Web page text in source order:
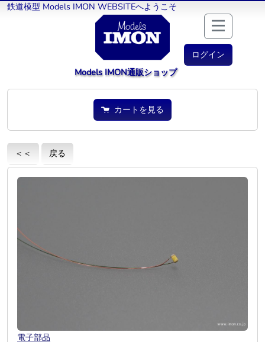
鉄道模型 Models IMON WEBSITEへようこそ
ログイン
Models IMON通販ショップ
カートを見る
＜＜ 戻る
電子部品